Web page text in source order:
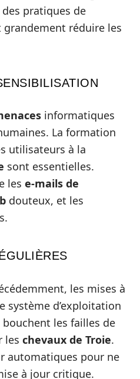
pratiques de
réduire les
informatiques
La formation
utilisateurs à la
sont essentielles.
les e-mails de
douteux, et les
les mises à
système d’exploitation
bouchent les failles de
les chevaux de Troie.
automatiques pour ne
à jour critique.